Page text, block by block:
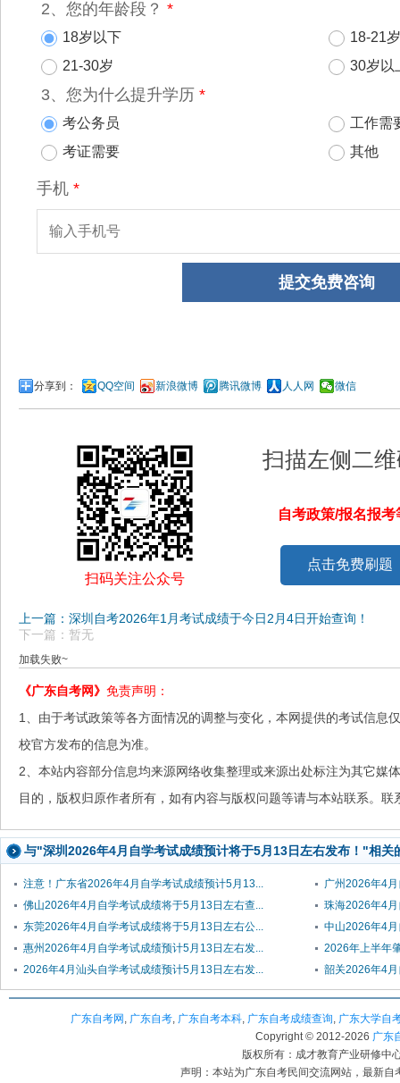
分享到： QQ空间 新浪微博 腾讯微博 人人网 微信
扫码关注公众号
扫描左侧二
自考政策/报名报
点击免费刷题
上一篇：深圳自考2026年1月考试成绩于今日2月4日开始查询！
下一篇：暂无
加载失败~
《广东自考网》 免责声明：
1、由于考试政策等各方面情况的调整与变化，本网提供的考试信息
校官方发布的信息为准。
2、本站内容部分信息均来源网络收集整理或来源出处标注为其它媒
目的，版权归原作者所有，如有内容与版权问题等请与本站联系。
与"深圳2026年4月自学考试成绩预计将于5月13日左右发布！"相关
注意！广东省2026年4月自学考试成绩预计5月13...
广州2026年4
佛山2026年4月自学考试成绩将于5月13日左右查...
珠海2026年4
东莞2026年4月自学考试成绩将于5月13日左右公...
中山2026年4
惠州2026年4月自学考试成绩预计5月13日左右发...
2026年上半年
2026年4月汕头自学考试成绩预计5月13日左右发...
韶关2026年4
广东自考网 , 广东自考, 广东自考本科, 广东自考成绩查询, 广东大学自
Copyright © 2012-2026 广东
版权所有：成才教育产业研修中
声明：本站为广东自考民间交流网站，最新